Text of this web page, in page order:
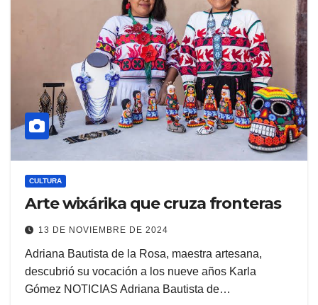
CULTURA
Arte wixárika que cruza fronteras
13 DE NOVIEMBRE DE 2024
Adriana Bautista de la Rosa, maestra artesana,
descubrió su vocación a los nueve años Karla
Gómez NOTICIAS Adriana Bautista de…